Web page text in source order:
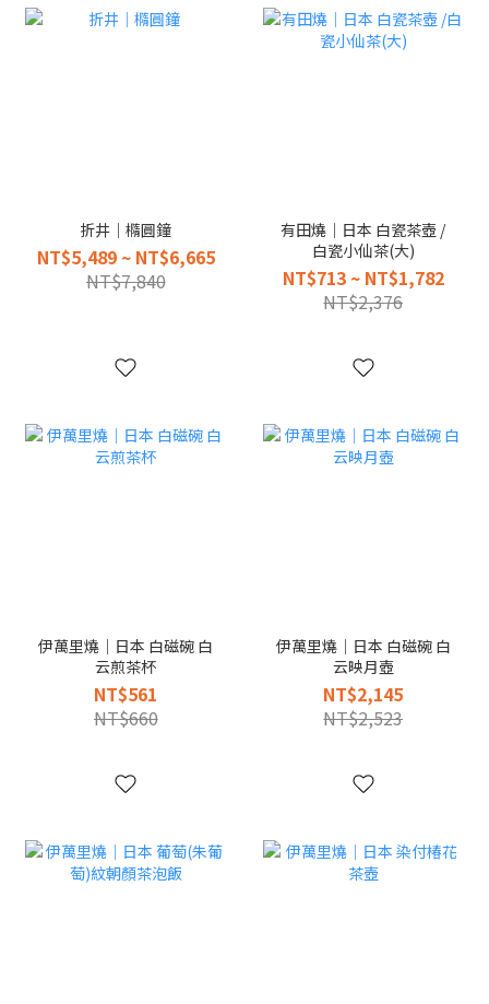
折井｜橢圓鐘
NT$5,489 ~ NT$6,665
NT$7,840
有田燒｜日本 白瓷茶壺 /
白瓷小仙茶(大)
NT$713 ~ NT$1,782
NT$2,376
伊萬里燒｜日本 白磁碗 白
云煎茶杯
NT$561
NT$660
伊萬里燒｜日本 白磁碗 白
云映月壺
NT$2,145
NT$2,523